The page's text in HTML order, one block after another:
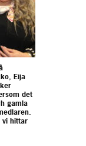
Eija
det
gamla
vi hittar